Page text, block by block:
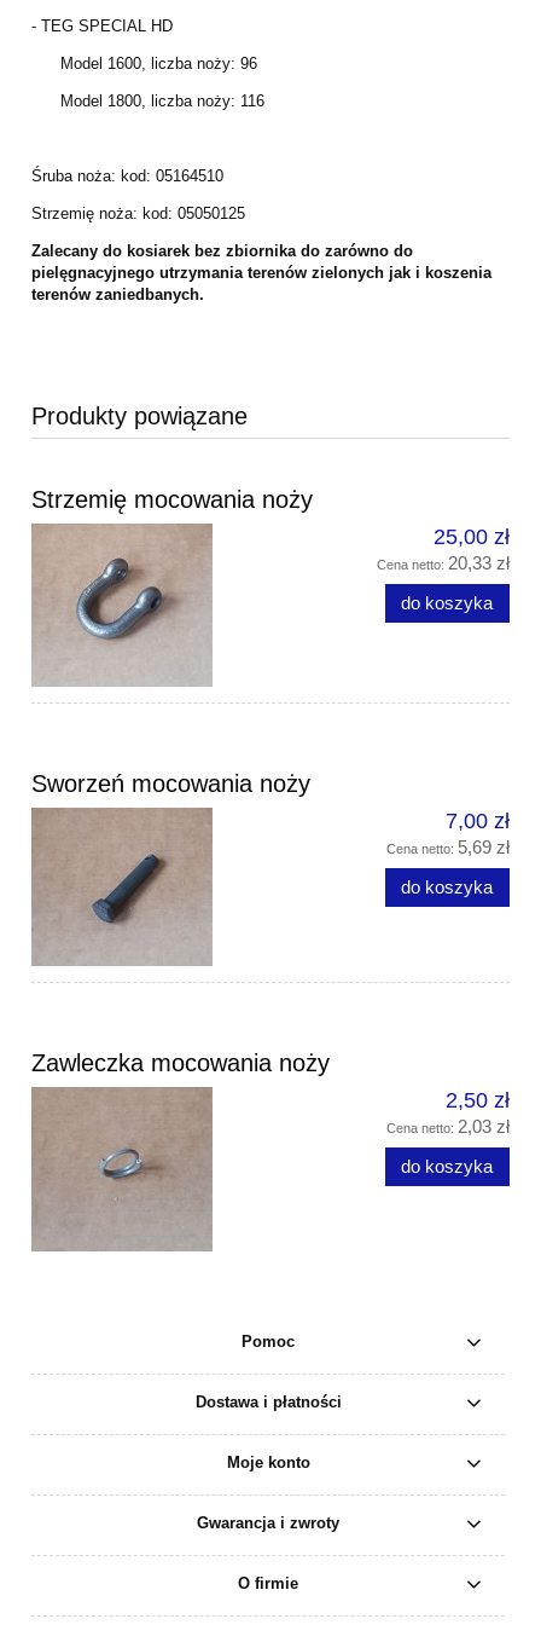
- TEG SPECIAL HD
Model 1600, liczba noży: 96
Model 1800, liczba noży: 116
Śruba noża: kod: 05164510
Strzemię noża: kod: 05050125
Zalecany do kosiarek bez zbiornika do zarówno do
pielęgnacyjnego utrzymania terenów zielonych jak i koszenia
terenów zaniedbanych.
Produkty powiązane
Strzemię mocowania noży
25,00 zł
Cena netto: 20,33 zł
do koszyka
Sworzeń mocowania noży
7,00 zł
Cena netto: 5,69 zł
do koszyka
Zawleczka mocowania noży
2,50 zł
Cena netto: 2,03 zł
do koszyka
Pomoc
Dostawa i płatności
Moje konto
Gwarancja i zwroty
O firmie